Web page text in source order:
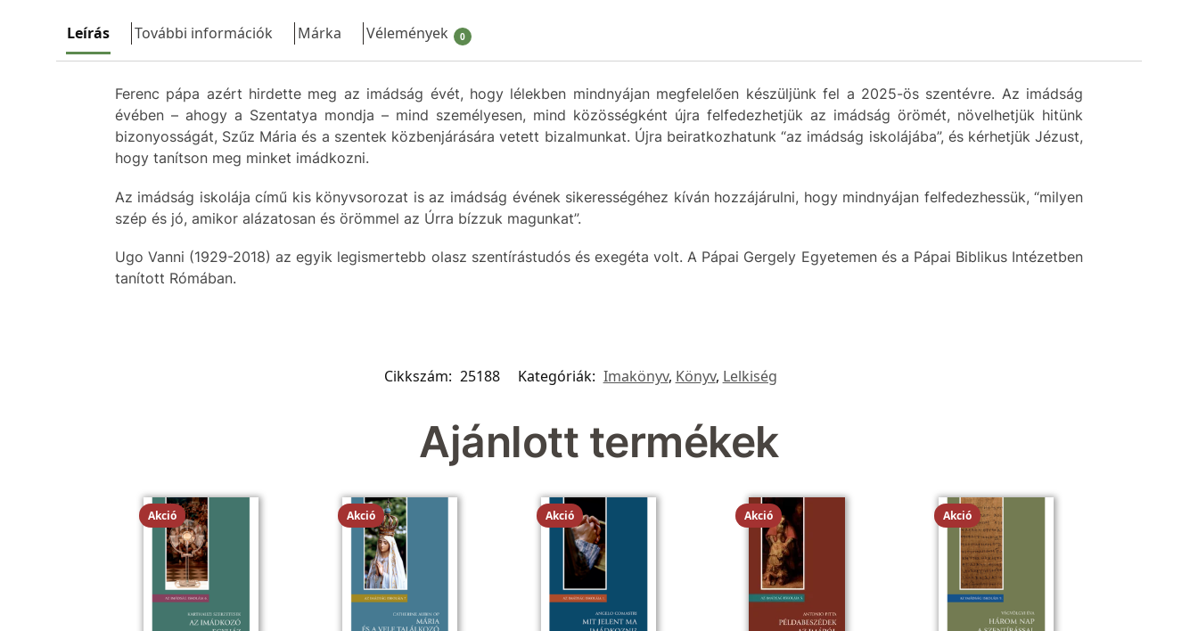
Leírás További információk Márka Vélemények 0
Ferenc pápa azért hirdette meg az imádság évét, hogy lélekben mindnyájan megfelelően készüljünk fel a 2025-ös szentévre. Az imádság
évében – ahogy a Szentatya mondja – mind személyesen, mind közösségként újra felfedezhetjük az imádság örömét, növelhetjük hitünk
bizonyosságát, Szűz Mária és a szentek közbenjárására vetett bizalmunkat. Újra beiratkozhatunk “az imádság iskolájába”, és kérhetjük Jézust,
hogy tanítson meg minket imádkozni.
Az imádság iskolája című kis könyvsorozat is az imádság évének sikerességéhez kíván hozzájárulni, hogy mindnyájan felfedezhessük, “milyen
szép és jó, amikor alázatosan és örömmel az Úrra bízzuk magunkat”.
Ugo Vanni (1929-2018) az egyik legismertebb olasz szentírástudós és exegéta volt. A Pápai Gergely Egyetemen és a Pápai Biblikus Intézetben
tanított Rómában.
Cikkszám: 25188 Kategóriák: Imakönyv, Könyv, Lelkiség
Ajánlott termékek
Akció Akció Akció Akció Akció